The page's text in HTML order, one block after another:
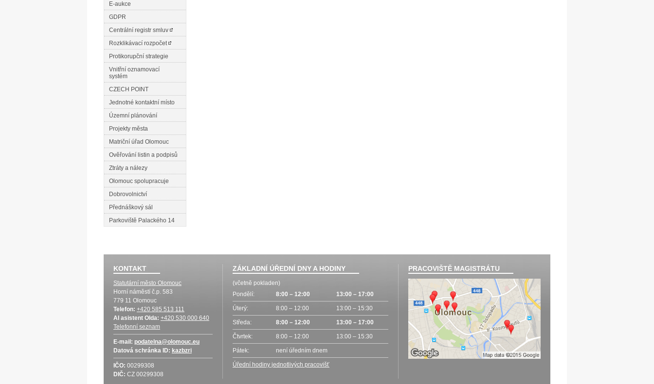
E-aukce
GDPR
Centrální registr smluv
Rozklikávací rozpočet
Protikorupční strategie
Vnitřní oznamovací
systém
CZECH POINT
Jednotné kontaktní místo
Územní plánování
Projekty města
Matriční úřad Olomouc
Ověřování listin a podpisů
Ztráty a nálezy
Olomouc spolupracuje
Dobrovolnictví
Přednáškový sál
Parkoviště Palackého 14
KONTAKT
Statutární město Olomouc
Horní náměstí č.p. 583
779 11 Olomouc
Telefon: +420 585 513 111
AI asistent Olda: +420 530 000 640
Telefonní seznam
E-mail: podatelna@olomouc.eu
Datová schránka ID: kazbzri
IČO: 00299308
DIČ: CZ 00299308
ZÁKLADNÍ ÚŘEDNÍ DNY A HODINY
(včetně pokladen)
Pondělí:
8:00 – 12:00 13:00 – 17:00
Úterý: 8:00 – 12:00 13:00 – 15:30
Středa: 8:00 – 12:00 13:00 – 17:00
Čtvrtek: 8:00 – 12:00 13:00 – 15:30
Pátek: není úředním dnem
Úřední hodiny jednotlivých pracovišť
PRACOVIŠTĚ MAGISTRÁTU